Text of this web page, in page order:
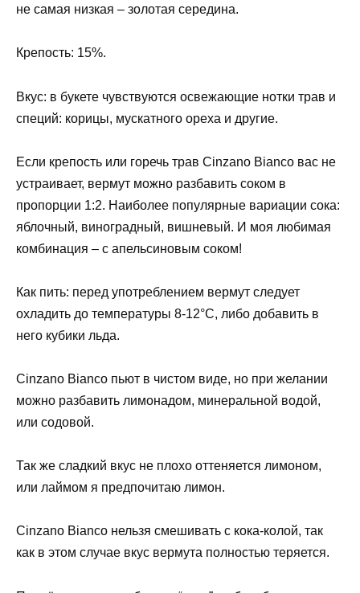
не самая низкая – золотая середина.
Крепость: 15%.
Вкус: в букете чувствуются освежающие нотки трав и
специй: корицы, мускатного ореха и другие.
Если крепость или горечь трав Cinzano Bianco вас не
устраивает, вермут можно разбавить соком в
пропорции 1:2. Наиболее популярные вариации сока:
яблочный, виноградный, вишневый. И моя любимая
комбинация – с апельсиновым соком!
Как пить: перед употреблением вермут следует
охладить до температуры 8-12°С, либо добавить в
него кубики льда.
Cinzano Bianco пьют в чистом виде, но при желании
можно разбавить лимонадом, минеральной водой,
или содовой.
Так же сладкий вкус не плохо оттеняется лимоном,
или лаймом я предпочитаю лимон.
Cinzano Bianco нельзя смешивать с кока-колой, так
как в этом случае вкус вермута полностью теряется.